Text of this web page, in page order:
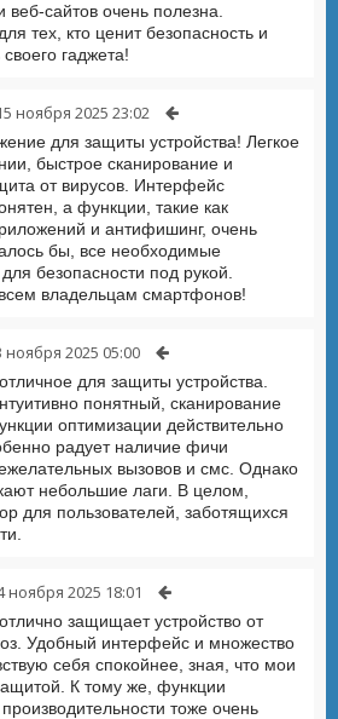
сайтов очень полезна.
тех, кто ценит безопасность и
гаджета!
ноября 2025 23:02
для защиты устройства! Легкое
быстрое сканирование и
от вирусов. Интерфейс
а функции, такие как
и антифишинг, очень
бы, все необходимые
безопасности под рукой.
владельцам смартфонов!
ноября 2025 05:00
для защиты устройства.
понятный, сканирование
оптимизации действительно
радует наличие фичи
вызовов и смс. Однако
небольшие лаги. В целом,
для пользователей, заботящихся
ноября 2025 18:01
защищает устройство от
Удобный интерфейс и множество
себя спокойнее, зная, что мои
К тому же, функции
тоже очень